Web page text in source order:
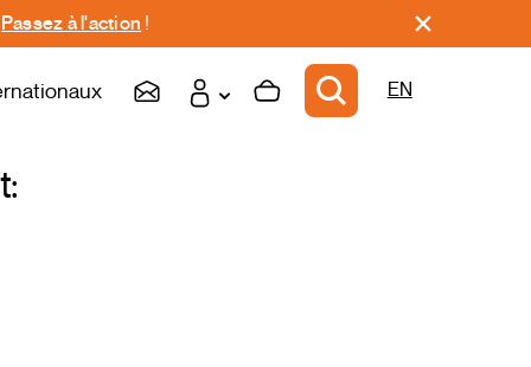
Passez à l'action !
EN